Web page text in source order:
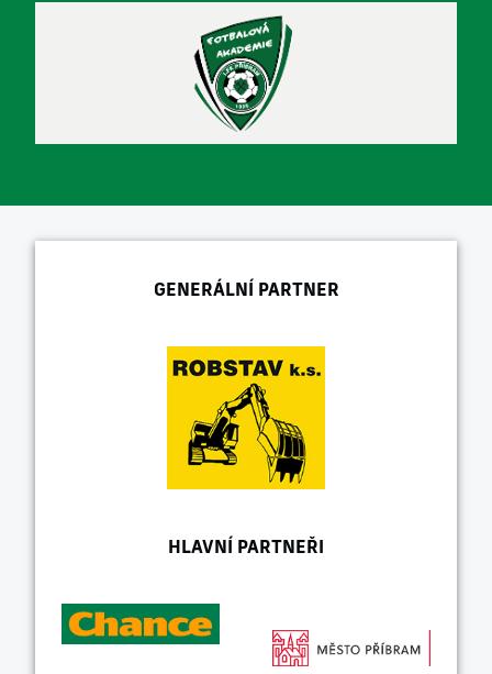
GENERÁLNÍ PARTNER
HLAVNÍ PARTNEŘI